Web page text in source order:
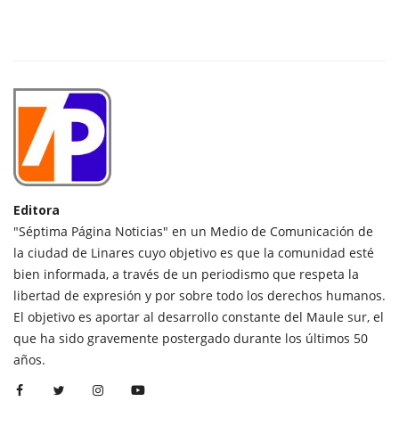
Editora
"Séptima Página Noticias" en un Medio de Comunicación de
la ciudad de Linares cuyo objetivo es que la comunidad esté
bien informada, a través de un periodismo que respeta la
libertad de expresión y por sobre todo los derechos humanos.
El objetivo es aportar al desarrollo constante del Maule sur, el
que ha sido gravemente postergado durante los últimos 50
años.